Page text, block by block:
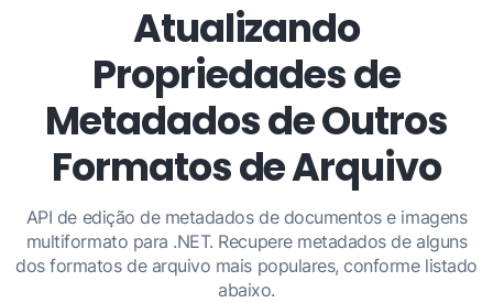
Atualizando
Propriedades de
Metadados de Outros
Formatos de Arquivo
API de edição de metadados de documentos e imagens
multiformato para .NET. Recupere metadados de alguns
dos formatos de arquivo mais populares, conforme listado
abaixo.